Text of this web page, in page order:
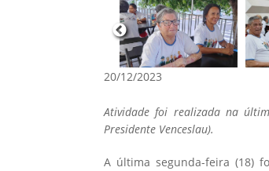
20/12/2023
Atividade foi realizada na
Presidente Venceslau).
A última segunda-feira (18)